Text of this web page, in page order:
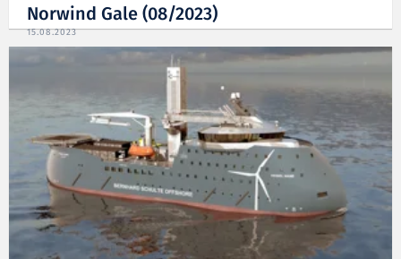
Norwind Gale (08/2023)
15.08.2023